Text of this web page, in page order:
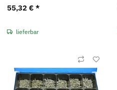
55,32 € *
lieferbar